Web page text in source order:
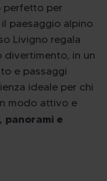
perfetto per
paesaggio alpino
Livigno regala
divertimento, in un
e passaggi
ideale per chi
modo attivo e
panorami e